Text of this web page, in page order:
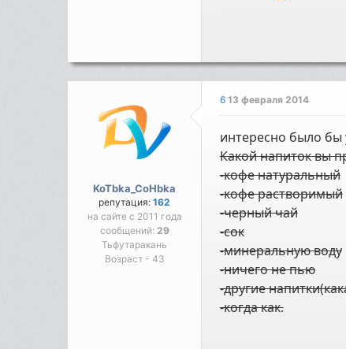
KoTbka_CoHbka
репутация:162
на сайте с 2011 года
сообщений: 29
Тьфутаракань
Возраст - 43
6 13 февраля 2014
интересно было бы
Какой напиток вы
-кофе натуральный
-кофе растворимый
-черный чай
-сок
-минеральную воду
-ничего не пью
-другие
-когда как.